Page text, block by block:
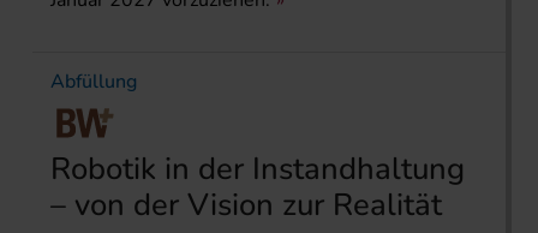
Abfüllung
Robotik in der Instandhaltung
– von der Vision zur Realität